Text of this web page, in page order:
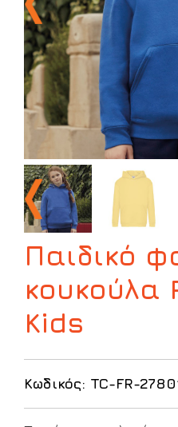
Παιδικό
κουκούλα
Kids
Κωδικός: TC-FR-